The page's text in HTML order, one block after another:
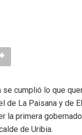
se cumplió lo que
La Paisana y de
la primera
de Uribia.